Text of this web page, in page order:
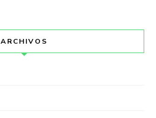
ARCHIVOS